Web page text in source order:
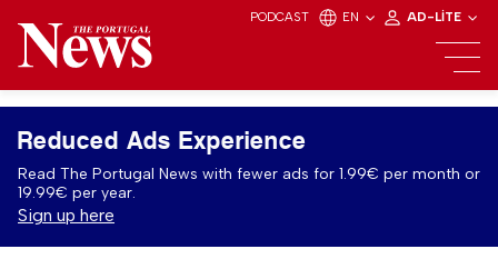
PODCAST EN AD-LITE
Reduced Ads Experience
Read The Portugal News with fewer ads for 1.99€ per month or
19.99€ per year.
Sign up here